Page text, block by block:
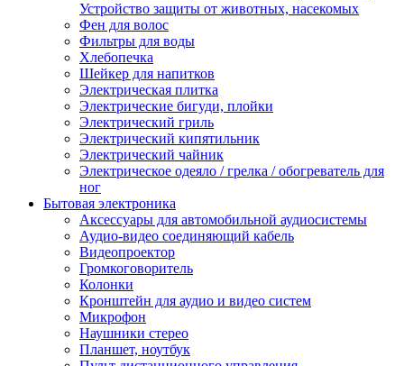
Устройство защиты от животных, насекомых
Фен для волос
Фильтры для воды
Хлебопечка
Шейкер для напитков
Электрическая плитка
Электрические бигуди, плойки
Электрический гриль
Электрический кипятильник
Электрический чайник
Электрическое одеяло / грелка / обогреватель для
ног
Бытовая электроника
Аксессуары для автомобильной аудиосистемы
Аудио-видео соединяющий кабель
Видеопроектор
Громкоговоритель
Колонки
Кронштейн для аудио и видео систем
Микрофон
Наушники стерео
Планшет, ноутбук